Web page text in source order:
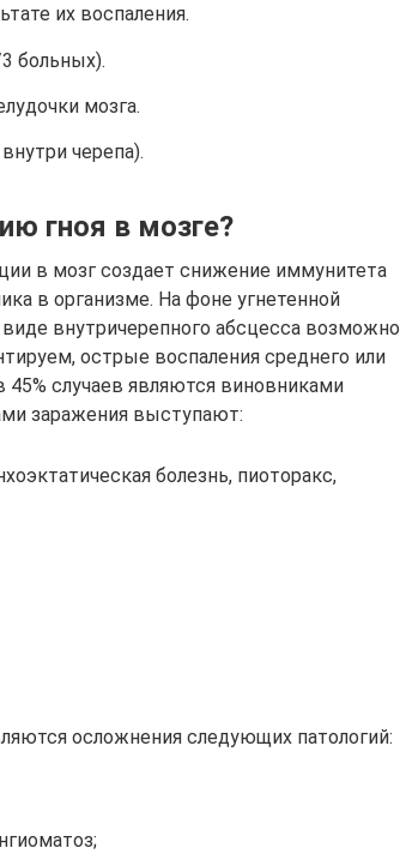
их воспаления.
больных).
мозга.
черепа).
гноя в мозге?
в мозг создает снижение иммунитета
в организме. На фоне угнетенной
внутричерепного абсцесса возможно
острые воспаления среднего или
45% случаев являются виновниками
заражения выступают:
болезнь, пиоторакс,
осложнения следующих патологий: